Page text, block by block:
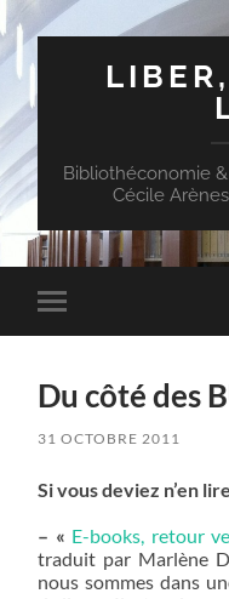
Bibliothéconomie
Cécile
Toggle
mobile
Du côté des
31 OCTOBRE 2011
Si vous deviez n’en
– « E-books, retour
traduit par Marlène
nous sommes dans